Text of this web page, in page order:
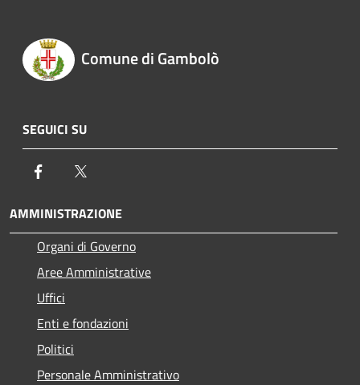
Comune di Gambolò
SEGUICI SU
Facebook
AMMINISTRAZIONE
Organi di Governo
Aree Amministrative
Uffici
Enti e fondazioni
Politici
Personale Amministrativo